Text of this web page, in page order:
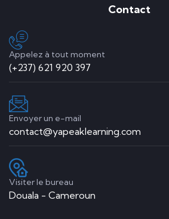
Contact
Appelez à tout moment
(+237) 621 920 397
Envoyer un e-mail
contact@yapeaklearning.com
Visiter le bureau
Douala - Cameroun